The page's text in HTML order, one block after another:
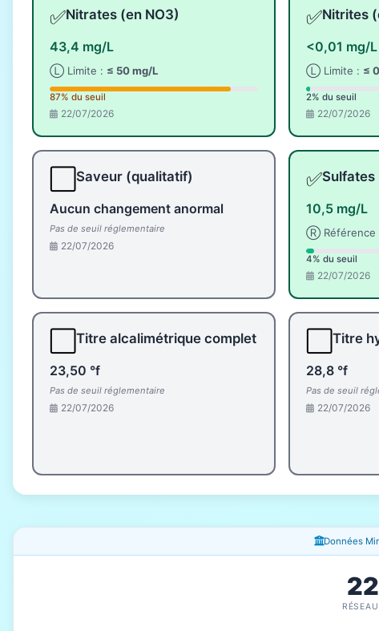
✅Nitrates (en NO3)
43,4 mg/L
Ⓛ Limite : ≤ 50 mg/L
87% du seuil
22/07/2026
✅Nitrites
<0,01 mg/L
Ⓛ Limite : ≤
2% du seuil
22/07/2026
Saveur (qualitatif)
Aucun changement anormal
Pas de seuil réglementaire
22/07/2026
✅Sulfates
10,5 mg/L
Ⓡ Référence
4% du seuil
22/07/2026
Titre alcalimétrique complet
23,50 °f
Pas de seuil réglementaire
22/07/2026
Titre
28,8 °f
Pas de seuil
22/07/2026
Fenêtres d'information Données